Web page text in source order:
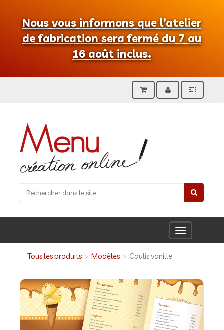
Nous vous informons que l’atelier
de fabrication sera fermé du 7 au
16 août inclus.
Toggle
navigation
Tous les produits
Modèles Coulis vanille